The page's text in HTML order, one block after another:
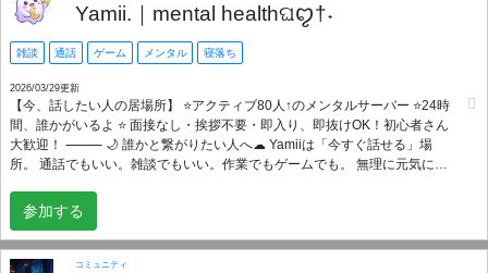
簡単な通話（面談）を実施しています✅ お互いに安心して過ごせるかを確
認したうえで、 ご案内の可否を決定させていただきます🙆‍♀️ ご理解のうえ、
ご応募お待ちしています🙇‍♂️
Yamii.｜mental healthଘꨄ†˖
雑談 通話 ゲーム メンタル 寝落ち
2026/03/29更新
【今、話したい人の居場所】 ⭐️アクティブ80人↑のメンタルサーバー ⭐️24時
間、誰かがいるよ ⭐ 面接なし・挨拶不要・即入り、即抜けOK！初心者さん
大歓迎！ ⸻ 🌙 誰かと繋がりたい人へ︎︎☁ Yamiiは「今すぐ話せる」場
所。 通話でもいい。雑談でもいい。作業でもゲームでも。 無理に元気にな
🎡 コンテンツ ・🎧 通話（ほぼ常時） ・💬 雑談 / 🕊 相談 ・🍀 寝落ち通話も
歓迎 ・🌙 夜型歓迎 ━━━━━━━━━━━━━━━ ✨ 特徴 ・🤝 共感ベース ・🌱 初心者
/ ROM歓迎 ・🕊 ひとりでも入りやすい ━━━━━━━━━━━━━━━ 🌙 「Yamii.は
今、誰かいる場所。」 🎟 みんな気軽に入ってきてね。
参加する
コミュニティ